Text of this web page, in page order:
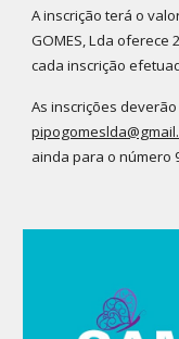
A inscrição terá o
GOMES, Lda oferece
cada inscrição
As inscrições
ainda para o número